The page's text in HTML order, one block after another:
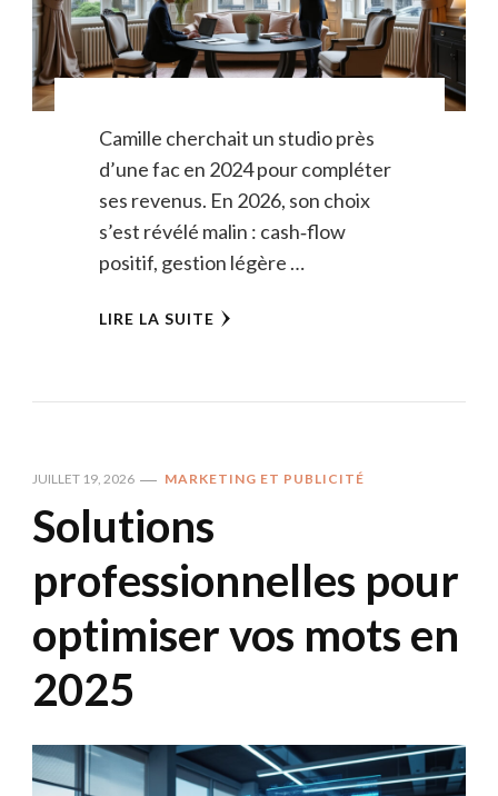
Camille cherchait un studio près
d’une fac en 2024 pour compléter
ses revenus. En 2026, son choix
s’est révélé malin : cash‑flow
positif, gestion légère …
LIRE LA SUITE
JUILLET 19, 2026 MARKETING ET PUBLICITÉ
Solutions
professionnelles pour
optimiser vos mots en
2025